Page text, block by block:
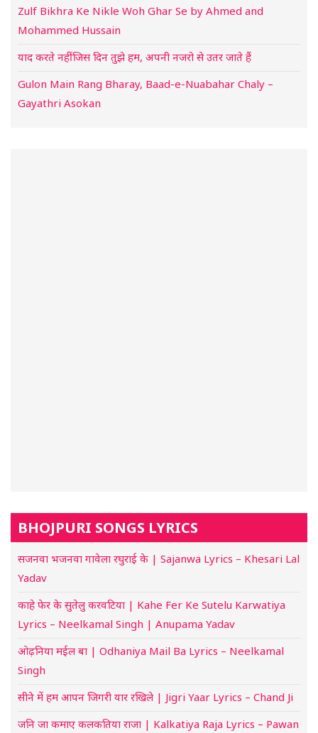
Zulf Bikhra Ke Nikle Woh Ghar Se by Ahmed and
Mohammed Hussain
याद करते नहीं जिस दिन तुझे हम, अपनी नजरो से उतर जाते हैं
Gulon Main Rang Bharay, Baad-e-Nuabahar Chaly –
Gayathri Asokan
BHOJPURI SONGS LYRICS
सजनवा भजनवा गावेला रघुराई के | Sajanwa Lyrics – Khesari Lal
Yadav
काहे फेर के सुतेलु करवटिया | Kahe Fer Ke Sutelu Karwatiya
Lyrics – Neelkamal Singh | Anupama Yadav
ओढ़निया मईल बा | Odhaniya Mail Ba Lyrics – Neelkamal
Singh
सीने में हम आपन जिगरी यार रखिले | Jigri Yaar Lyrics – Chand Ji
जनि जा कमाए कलकतिया राजा | Kalkatiya Raja Lyrics – Pawan